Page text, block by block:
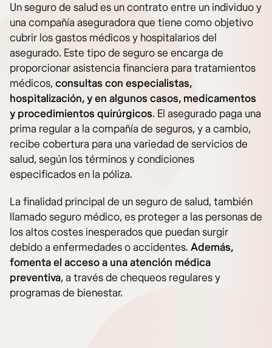
Un seguro de salud es un contrato entre un individuo y
una compañía aseguradora que tiene como objetivo
cubrir los gastos médicos y hospitalarios del
asegurado. Este tipo de seguro se encarga de
proporcionar asistencia financiera para tratamientos
médicos,consultas con especialistas,
hospitalización, y en algunos casos, medicamentos
y procedimientos quirúrgicos. El asegurado paga una
prima regular a la compañía de seguros, y a cambio,
recibe cobertura para una variedad de servicios de
salud, según los términos y condiciones
especificados en la póliza.
La finalidad principal de un seguro de salud, también
llamado seguro médico, es proteger a las personas de
los altos costes inesperados que puedan surgir
debido a enfermedades o accidentes. Además,
fomenta el acceso a una atención médica
preventiva, a través de chequeos regulares y
programas de bienestar.